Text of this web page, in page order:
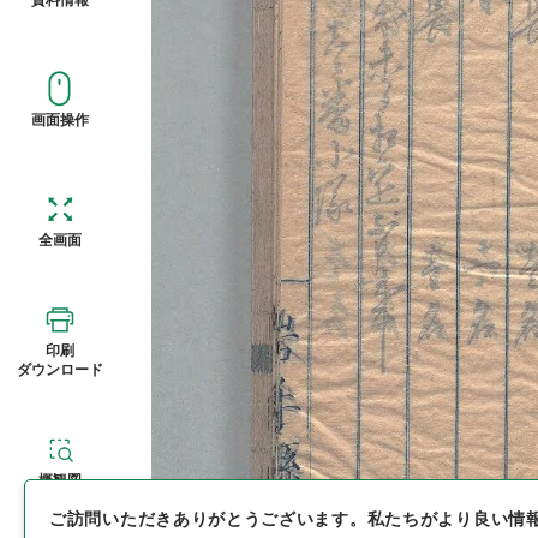
画面操作
全画面
印刷
ダウンロード
概観図
ご訪問いただきありがとうございます。 私たちがより良い情